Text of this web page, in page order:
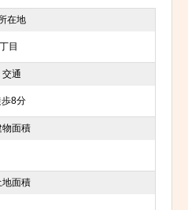
在地
目
交通
8分
物面積
地面積